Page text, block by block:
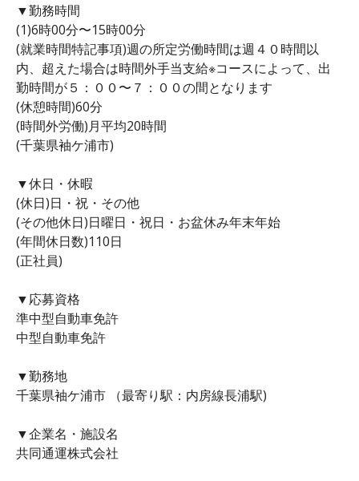
▼勤務時間
(1)6時00分〜15時00分
(就業時間特記事項)週の所定労働時間は週４０時間以
内、超えた場合は時間外手当支給※コースによって、出
勤時間が５：００〜７：００の間となります
(休憩時間)60分
(時間外労働)月平均20時間
(千葉県袖ケ浦市)
▼休日・休暇
(休日)日・祝・その他
(その他休日)日曜日・祝日・お盆休み年末年始
(年間休日数)110日
(正社員)
▼応募資格
準中型自動車免許
中型自動車免許
▼勤務地
千葉県袖ケ浦市 （最寄り駅：内房線長浦駅)
▼企業名・施設名
共同通運株式会社